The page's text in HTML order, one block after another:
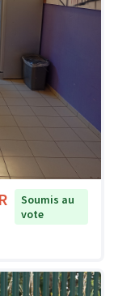
Soumis au
vote